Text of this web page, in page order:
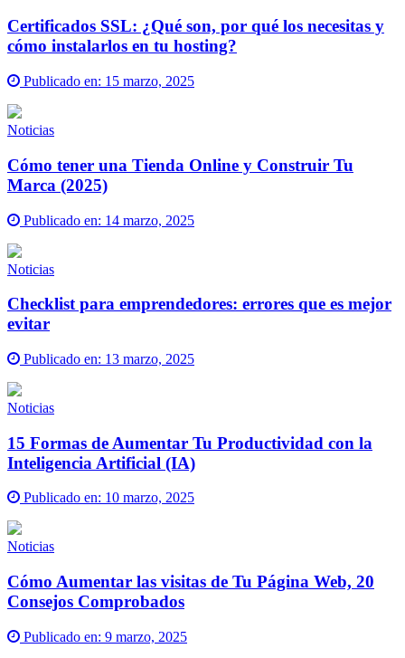
Certificados SSL: ¿Qué son, por qué los necesitas y
cómo instalarlos en tu hosting?
Publicado en: 15 marzo, 2025
Noticias
Cómo tener una Tienda Online y Construir Tu
Marca (2025)
Publicado en: 14 marzo, 2025
Noticias
Checklist para emprendedores: errores que es mejor
evitar
Publicado en: 13 marzo, 2025
Noticias
15 Formas de Aumentar Tu Productividad con la
Inteligencia Artificial (IA)
Publicado en: 10 marzo, 2025
Noticias
Cómo Aumentar las visitas de Tu Página Web, 20
Consejos Comprobados
Publicado en: 9 marzo, 2025